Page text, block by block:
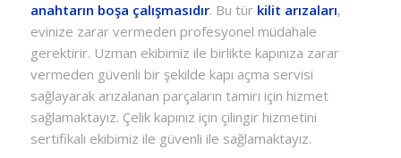
anahtarın boşa çalışmasıdır. Bu tür kilit arızaları,
evinize zarar vermeden profesyonel müdahale
gerektirir. Uzman ekibimiz ile birlikte kapınıza zarar
vermeden güvenli bir şekilde kapı açma servisi
sağlayarak arızalanan parçaların tamiri için hizmet
sağlamaktayız. Çelik kapınız için çilingir hizmetini
sertifikalı ekibimiz ile güvenli ile sağlamaktayız.